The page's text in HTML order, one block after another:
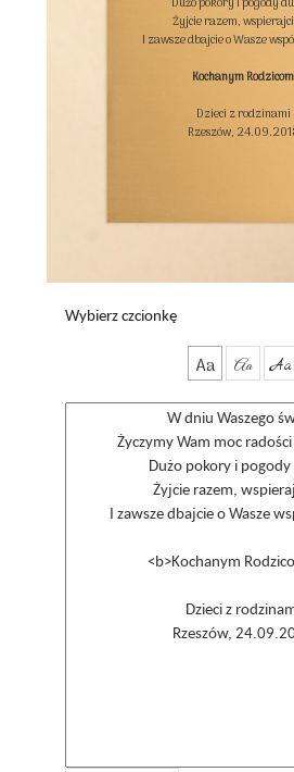
Dużo pokory i pogody
Żyjcie razem,
I zawsze dbajcie o Wasze
Kochanym Rodzicom
Dzieci z rodzinami
Rzeszów,
Wybierz czcionkę
Aa Aa Aa